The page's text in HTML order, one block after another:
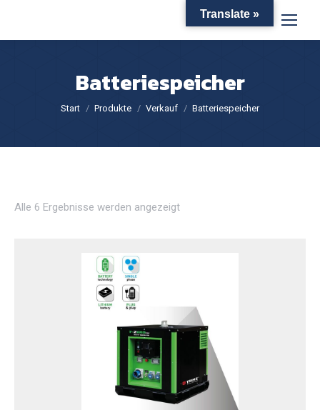
Batteriespeicher
Sie befinden sich hier:
Start Produkte Verkauf Batteriespeicher
Alle 6 Ergebnisse werden angezeigt
Translate »